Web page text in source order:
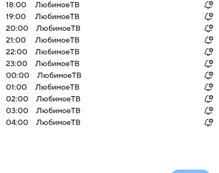
18:00
ЛюбимоеТВ
19:00
ЛюбимоеТВ
20:00
ЛюбимоеТВ
21:00
ЛюбимоеТВ
22:00
ЛюбимоеТВ
23:00
ЛюбимоеТВ
00:00
ЛюбимоеТВ
01:00
ЛюбимоеТВ
02:00
ЛюбимоеТВ
03:00
ЛюбимоеТВ
04:00
ЛюбимоеТВ